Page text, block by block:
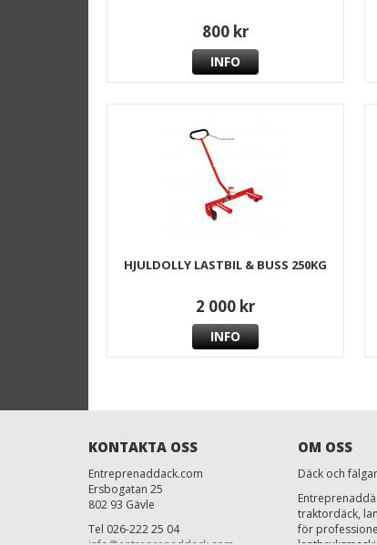
800 kr
INFO
HJULDOLLY LASTBIL & BUSS 250KG
2 000 kr
INFO
KONTAKTA OSS
Entreprenaddack.com
Ersbogatan 25
802 93 Gävle
Tel 026-222 25 04
OM OSS
Däck och
traktordäck,
för